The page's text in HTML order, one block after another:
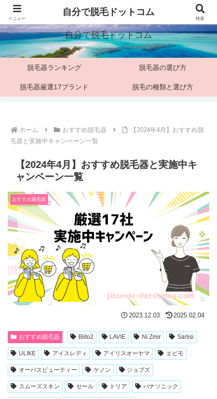
「脱毛マニア」僕の脱毛検証ブログ
自分で脱毛ドットコム
脱毛器ランキング 脱毛器の選び方
脱毛器厳選17ブランド 脱毛の種類と選び方
ホーム おすすめ脱毛器
【2024年4月】おすすめ脱
毛器と実施中キャンペーン一覧
【2024年4月】おすすめ脱毛器と実施中キ
ャンペーン一覧
おすすめ脱毛器
2023.12.03 2025.02.04
おすすめ脱毛器 Biito2 LAVIE Ni Zmir Sarlisi
ULIKE アイスレディ アイリスオーヤマ エピモ
オーパスビューティー ケノン ジョブズ
スムーズスキン セール トリア パナソニック
メニュー
自分で脱毛ドットコム
検索